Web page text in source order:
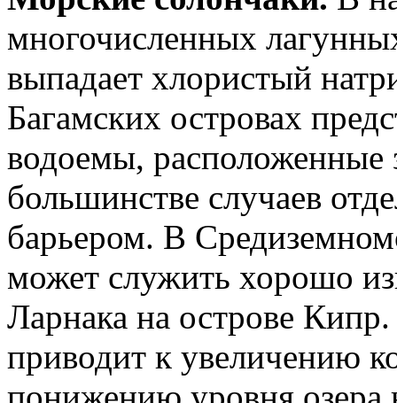
многочисленных
выпадает хлористый
Багамских островах
водоемы, расположенные
большинстве случаев
барьером. В
может служить хорошо
Ларнака на острове
приводит к увеличению